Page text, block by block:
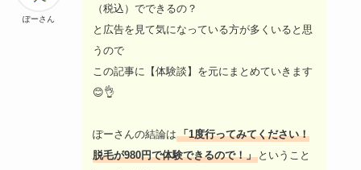
ぽーさん
（税込）でできるの？
と広告を見て気になっている方が多くいると思
うので
この記事に【体験談】を元にまとめていきます
😊👌
ぽーさんの結論は「1度行ってみてください！
脱毛が980円で体験できるので！」 ということ